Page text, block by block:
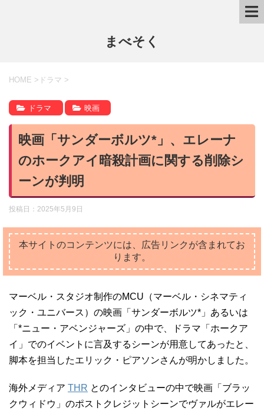
まべそく
HOME > ドラマ >
ドラマ 映画
映画「サンダーボルツ*」、エレーナ
のホークアイ暗殺計画に関する削除シ
ーンが判明
投稿日： 2025年5月9日
本サイトのコンテンツには、広告リンクが含まれてお
ります。
マーベル・スタジオ制作のMCU（マーベル・シネマティ
ック・ユニバース）の映画「サンダーボルツ*」あるいは
「*ニュー・アベンジャーズ」の中で、ドラマ「ホークア
イ」でのイベントに言及するシーンが用意してあったと、
脚本を担当したエリック・ピアソンさんが明かしました。
海外メディア THR とのインタビューの中で映画「ブラッ
クウィドウ」のポストクレジットシーンでヴァルがエレー